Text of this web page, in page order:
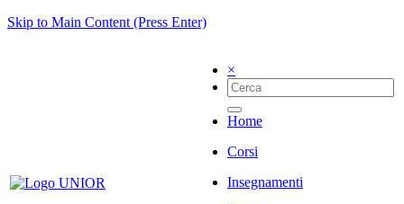
Skip to Main Content (Press Enter)
×
Home
Corsi
Insegnamenti